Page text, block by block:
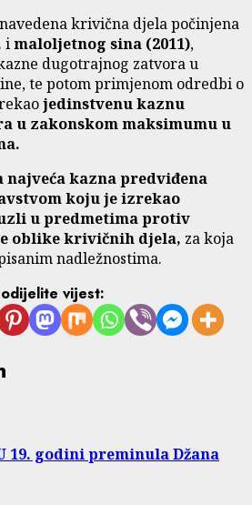
krivična djela počinjena
imaloljetnog sina (2011),
dugotrajnog zatvora u
te potom primjenom odredbi o
jedinstvenu kaznu
u zakonskom maksimumu u
najveća kazna predviđena
koju je izrekao
u predmetima protiv
oblike krivičnih djela, za koja
nadležnostima.
vijest:
19. godini preminula Džana